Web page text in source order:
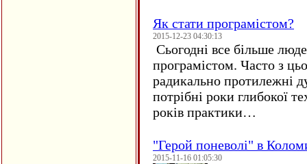
Як стати програмістом?
2015-12-23 04:30:13
Сьогодні все більше
програмістом. Часто з
радикально протилежні
потрібні роки глибокої
років практики…
"Герой поневолі" в
2015-11-16 01:05:30